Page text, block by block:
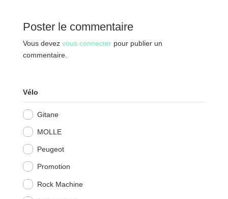
Poster le commentaire
Vous devez vous connecterpour publier un
commentaire.
Vélo
Gitane
MOLLE
Peugeot
Promotion
Rock Machine